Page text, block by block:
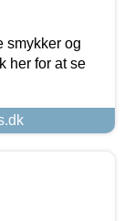
smykker og
her for at se